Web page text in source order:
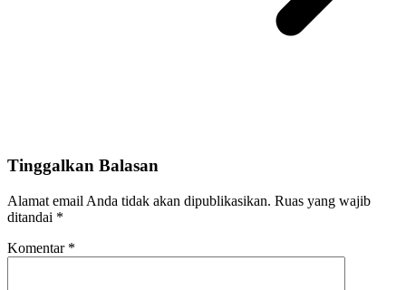
Tinggalkan Balasan
Alamat email Anda tidak akan dipublikasikan. Ruas yang wajib
ditandai *
Komentar *